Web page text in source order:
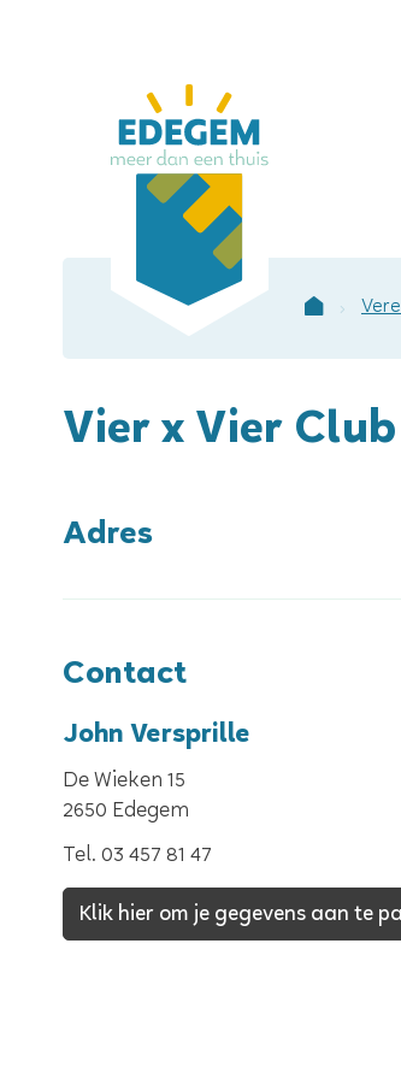
Lokaal
bestuur
Edegem
Vier x Vier
Adres
Contact
John Versprille
De Wieken 15
,2650 Edegem
Tel. 03 457 81 47
Klik hier om je gegevens aan te